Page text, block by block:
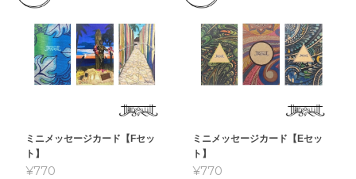
ミニメッセージカード【Fセッ
ト】
¥770
ミニメッセージカード【Eセッ
ト】
¥770